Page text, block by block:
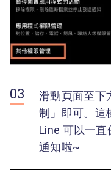
滑動頁面至下
制」即可。這
Line 可以一
通知啦~